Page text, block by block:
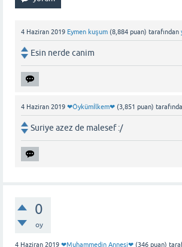
4 Haziran 2019 Eymen kuşum (8,884 puan) tarafından
Esin nerde canim
4 Haziran 2019 ❤Öykümİlkem❤ (3,851 puan)
Suriye azez de malesef :/
0
oy
4 Haziran 2019 ❤Muhammedin Annesi❤ (346 puan)